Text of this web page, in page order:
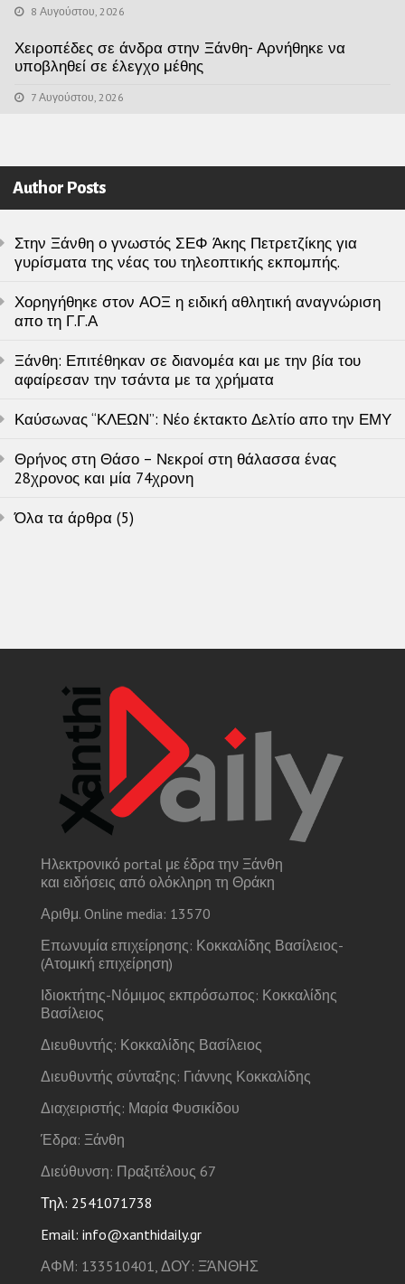
8 Αυγούστου, 2026
Χειροπέδες σε άνδρα στην Ξάνθη- Αρνήθηκε να
υποβληθεί σε έλεγχο μέθης
7 Αυγούστου, 2026
Author Posts
Στην Ξάνθη ο γνωστός ΣΕΦ Άκης Πετρετζίκης για
γυρίσματα της νέας του τηλεοπτικής εκπομπής.
Χορηγήθηκε στον ΑΟΞ η ειδική αθλητική αναγνώριση
απο τη Γ.Γ.Α
Ξάνθη: Επιτέθηκαν σε διανομέα και με την βία του
αφαίρεσαν την τσάντα με τα χρήματα
Καύσωνας “ΚΛΕΩΝ”: Νέο έκτακτο Δελτίο απο την ΕΜΥ
Θρήνος στη Θάσο – Νεκροί στη θάλασσα ένας
28χρονος και μία 74χρονη
Όλα τα άρθρα (5)
Ηλεκτρονικό portal με έδρα την Ξάνθη
και ειδήσεις από ολόκληρη τη Θράκη
Αριθμ. Online media: 13570
Επωνυμία επιχείρησης: Κοκκαλίδης Βασίλειος-
(Ατομική επιχείρηση)
Ιδιοκτήτης-Νόμιμος εκπρόσωπος: Κοκκαλίδης
Βασίλειος
Διευθυντής: Κοκκαλίδης Βασίλειος
Διευθυντής σύνταξης: Γιάννης Κοκκαλίδης
Διαχειριστής: Μαρία Φυσικίδου
Έδρα: Ξάνθη
Διεύθυνση: Πραξιτέλους 67
Τηλ: 2541071738
Email: info@xanthidaily.gr
ΑΦΜ: 133510401, ΔΟΥ: ΞΆΝΘΗΣ